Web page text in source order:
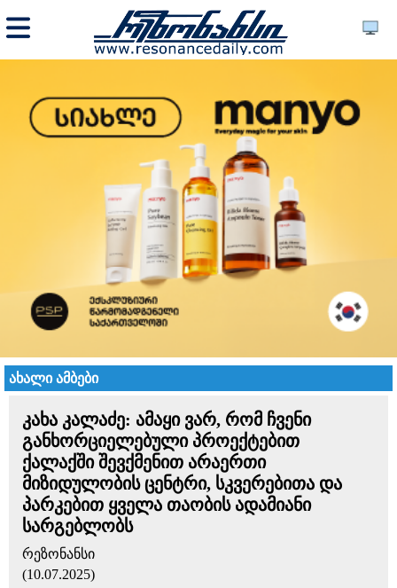
ახალი ამბები
კახა კალაძე: ამაყი ვარ, რომ ჩვენი
განხორციელებული პროექტებით
ქალაქში შევქმენით არაერთი
მიზიდულობის ცენტრი, სკვერებითა და
პარკებით ყველა თაობის ადამიანი
სარგებლობს
რეზონანსი
(10.07.2025)